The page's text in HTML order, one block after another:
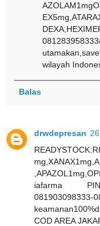
wilayah
Balas
drwdepresan
iafarma
COD AREA